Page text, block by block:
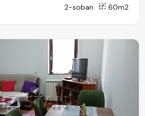
2-soban 60m2